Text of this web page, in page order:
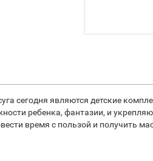
сегодня являются детские
ребенка, фантазии, и
время с пользой и получить